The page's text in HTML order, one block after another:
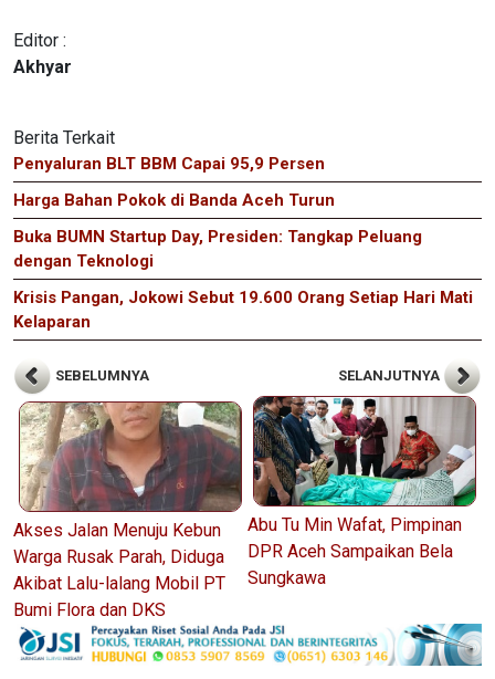
Editor :
Akhyar
Berita Terkait
Penyaluran BLT BBM Capai 95,9 Persen
Harga Bahan Pokok di Banda Aceh Turun
Buka BUMN Startup Day, Presiden: Tangkap Peluang
dengan Teknologi
Krisis Pangan, Jokowi Sebut 19.600 Orang Setiap Hari Mati
Kelaparan
SEBELUMNYA
Akses Jalan Menuju Kebun
Warga Rusak Parah, Diduga
Akibat Lalu-lalang Mobil PT
Bumi Flora dan DKS
SELANJUTNYA
Abu Tu Min Wafat, Pimpinan
DPR Aceh Sampaikan Bela
Sungkawa